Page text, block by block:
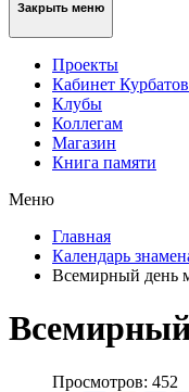
Закрыть меню
Проекты
Кабинет
Клубы
Коллегам
Магазин
Книга памяти
Меню
Главная
Календарь
Всемирный день
Просмотров: 452